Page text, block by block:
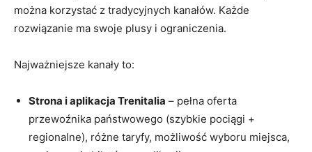
można korzystać z tradycyjnych kanałów. Każde
rozwiązanie ma swoje plusy i ograniczenia.
Najważniejsze kanały to:
Strona i aplikacja Trenitalia – pełna oferta
przewoźnika państwowego (szybkie pociągi +
regionalne), różne taryfy, możliwość wyboru miejsca,